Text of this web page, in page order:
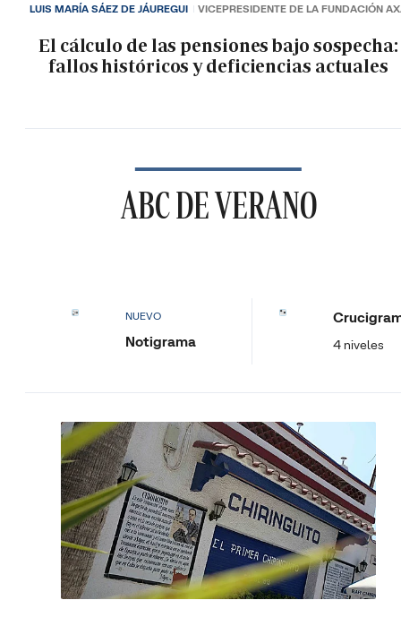
El cálculo de las pensiones bajo sospecha:
fallos históricos y deficiencias actuales
LUIS MARÍA SÁEZ DE JÁUREGUI VICEPRESIDENTE DE LA FUNDACIÓN
ABC DE VERANO
NUEVO
Notigrama 4 niveles